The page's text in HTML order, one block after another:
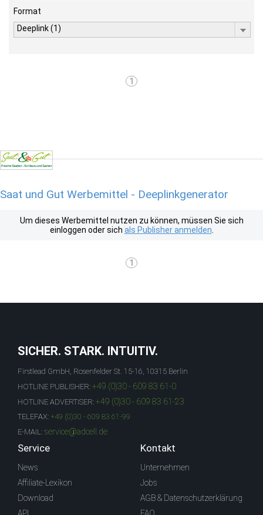
Format
Deeplink (1)
1
Saat und Gut Werbemittel - Deeplinkgenerator
Um dieses Werbemittel nutzen zu können, müssen Sie sich
einloggen oder sich als Publisher anmelden
1
SICHER. STARK. INTUITIV.
Firstlead GmbH, Rosenfelder St. 15-16, 10315 Berlin
HOTLINE PUBLISHER: +49 (0)30 - 609 83 61-0
HOTLINE ADVERTISER: +49 (0)30 - 609 83 61-23
TELEFAX: +49 (0)30 - 609 83 61-99
E-MAIL: service@adcell.de
Service
News
Affiliate-Lexikon
Download
Kontakt
Unternehmen
Jobs
AGB & Datenschutzerklärung